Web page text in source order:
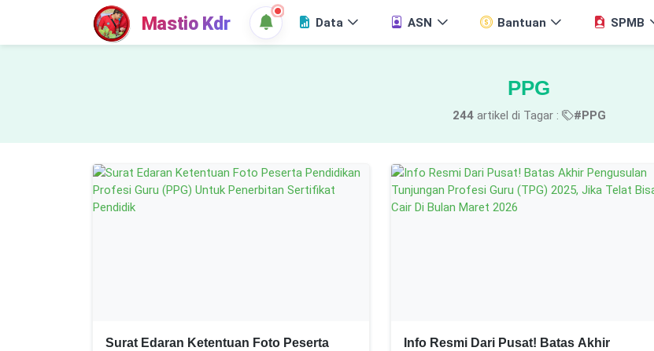
Mastio Kdr Data ASN Bantuan SPMB
PPG
244artikel di Tagar : #PPG
Surat Edaran Ketentuan Foto Peserta
Info Resmi Dari Pusat! Batas Akhir